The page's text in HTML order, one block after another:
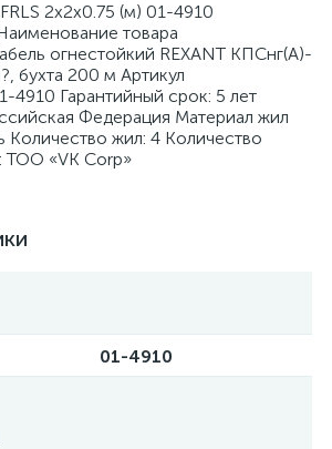
2х2х0.75 (м) 01-4910
товара
огнестойкий REXANT КПСнг(А)-
бухта 200 м Артикул
4910 Гарантийный срок: 5 лет
Федерация Материал жил
Количество жил: 4 Количество
ТОО «VK Corp»
01-4910